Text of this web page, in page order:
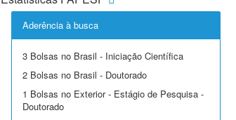
Aderência à busca
3 Bolsas no Brasil - Iniciação Científica
2 Bolsas no Brasil - Doutorado
1 Bolsas no Exterior - Estágio de Pesquisa -
Doutorado